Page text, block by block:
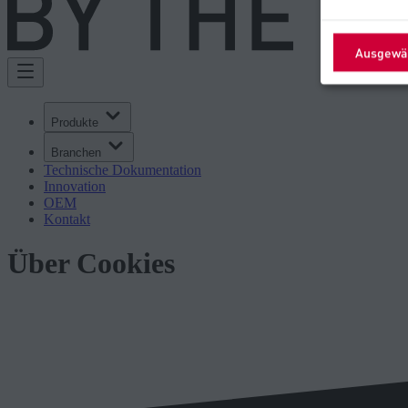
Produkte
Branchen
Technische Dokumentation
Innovation
OEM
Kontakt
Über Cookies